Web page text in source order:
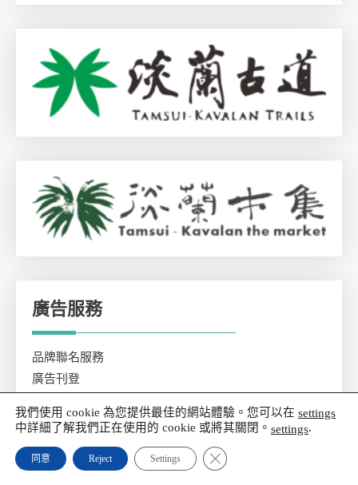
廣告服務
品牌聯名服務
廣告刊登
汽車廣告
旅遊住宿
我們使用 cookie 為您提供最佳的網站體驗。您可以在 settings
中詳細了解我們正在使用的 cookie 或將其關閉。 settings.
同意 Reject Settings Close GDPR Cookie Banner